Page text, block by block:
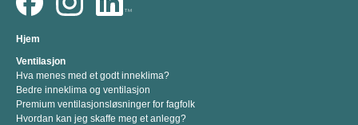
Hjem
Ventilasjon
Hva menes med et godt inneklima?
Bedre inneklima og ventilasjon
Premium ventilasjonsløsninger for fagfolk
Hvordan kan jeg skaffe meg et anlegg?